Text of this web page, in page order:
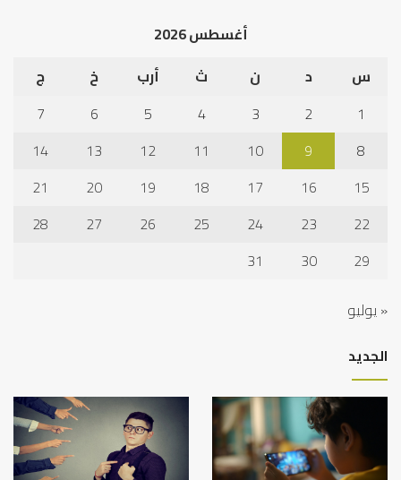
أغسطس 2026
س
د ن ث أرب خ
ج
1
2
3
4
5
6
7
8
9
10
11
12
13
14
15
16
17
18
19
20
21
22
23
24
25
26
27
28
29
30
31
« يوليو
الجديد